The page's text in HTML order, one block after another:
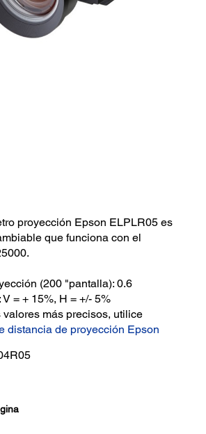
proyección Epson ELPLR05 es
que funciona con el
(200 "pantalla): 0.6
= + 15%, H = +/- 5%
valores más precisos, utilice
distancia de proyección Epson